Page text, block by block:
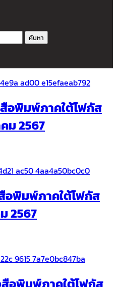
อพิมพ์ภาคใต้โฟกัส
ม 2567
อพิมพ์ภาคใต้โฟกัส
2567